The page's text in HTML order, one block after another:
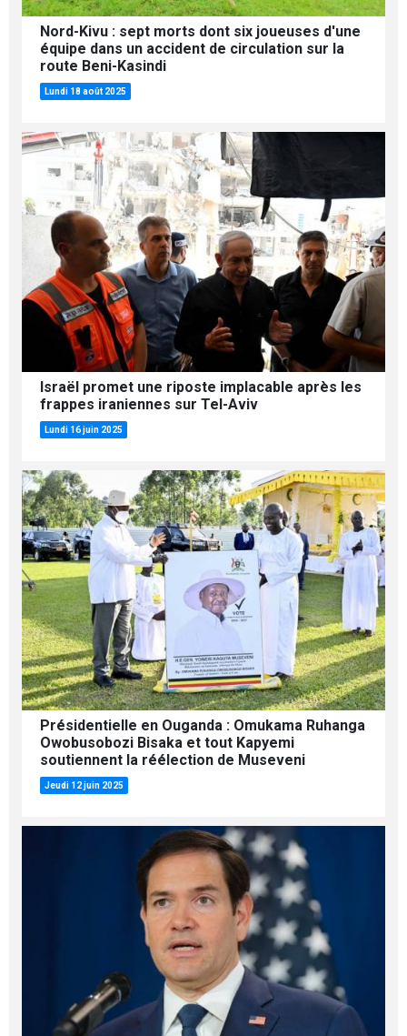
Nord-Kivu : sept morts dont six joueuses d'une
équipe dans un accident de circulation sur la
route Beni-Kasindi
Lundi 18 août 2025
Israël promet une riposte implacable après les
frappes iraniennes sur Tel-Aviv
Lundi 16 juin 2025
Présidentielle en Ouganda : Omukama Ruhanga
Owobusobozi Bisaka et tout Kapyemi
soutiennent la réélection de Museveni
Jeudi 12 juin 2025